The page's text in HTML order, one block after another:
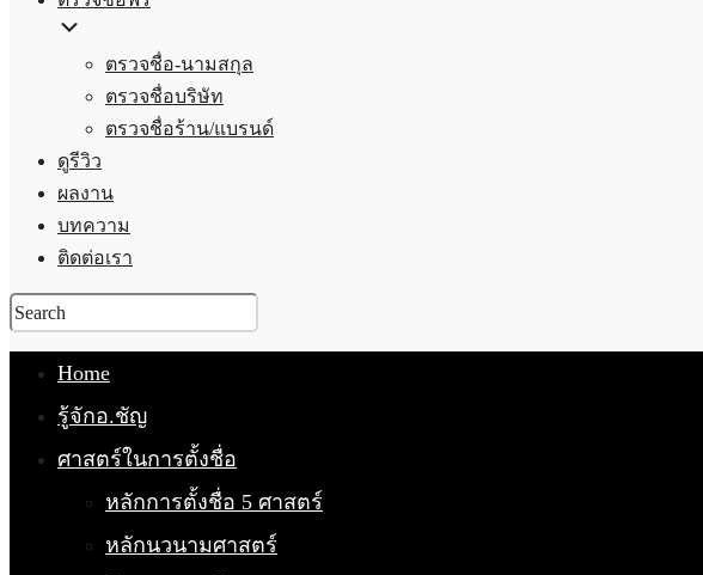
ตรวจชื่อ-นามสกุล
ตรวจชื่อบริษัท
ตรวจชื่อร้าน/แบรนด์
ดูรีวิว
ผลงาน
บทความ
ติดต่อเรา
Home
รู้จักอ.ชัญ
ศาสตร์ในการตั้งชื่อ
หลักการตั้งชื่อ 5 ศาสตร์
หลักนวนามศาสตร์